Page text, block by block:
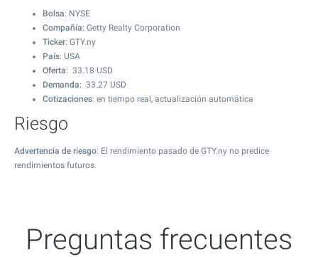
Bolsa: NYSE
Compañía: Getty Realty Corporation
Ticker: GTY.ny
País: USA
Oferta: 33.18 USD
Demanda: 33.27 USD
Cotizaciones: en tiempo real, actualización automática
Riesgo
Advertencia de riesgo: El rendimiento pasado de GTY.ny no predice
rendimientos futuros.
Preguntas frecuentes